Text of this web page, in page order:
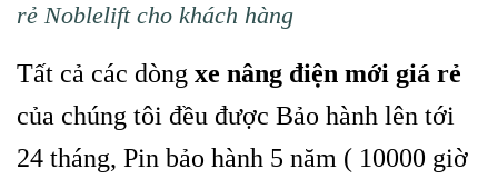
rẻ Noblelift cho khách hàng
Tất cả các dòng xe nâng điện mới giá rẻ
của chúng tôi đều được Bảo hành lên tới
24 tháng, Pin bảo hành 5 năm ( 10000 giờ